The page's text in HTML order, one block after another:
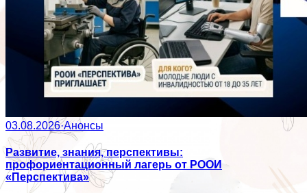
03.08.2026·Анонсы
Развитие, знания, перспективы:
профориентационный лагерь от РООИ
«Перспектива»